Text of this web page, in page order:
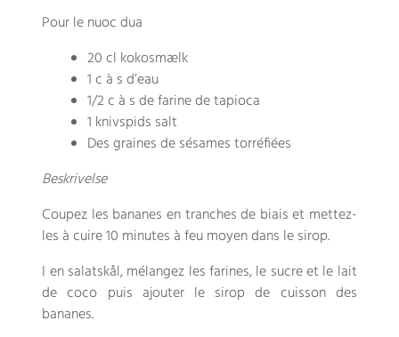
Pour le nuoc dua
20 cl kokosmælk
1c à s d’eau
1/2c à s de farine de tapioca
1 knivspids salt
Des graines de sésames torréfiées
Beskrivelse
Coupez les bananes en tranches de biais et mettez-
les à cuire10 minutes à feu moyen dans le sirop.
I en salatskål,mélangez les farines,le sucre et le lait
de coco puis ajouter le sirop de cuisson des
bananes.